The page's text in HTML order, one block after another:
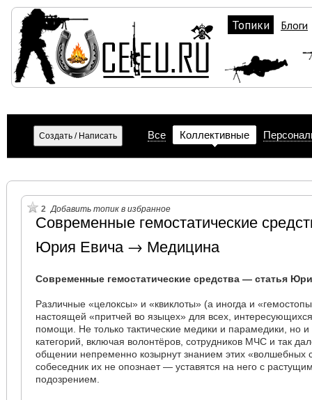
Топики Блоги
Все Коллективные
2 Добавить топик в избранное
Современные гемостатические
Юрия Евича → Медицина
Современные гемостатические средства — статья
Различные «целоксы» и «квиклоты» (а иногда и
настоящей «притчей во языцех» для всех,
помощи. Не только тактические медики и парамедики, но и
категорий, включая волонтёров, сотрудников МЧС и так
общении непременно козырнут знанием этих «волшебных
собеседник их не опознает — уставятся на него с
подозрением.